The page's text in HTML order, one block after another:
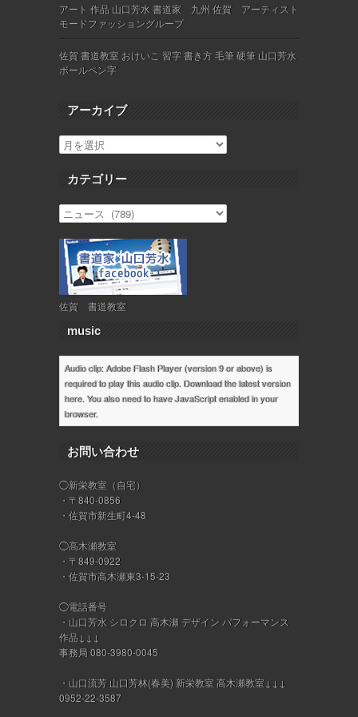
アート 作品 山口芳水 書道家 九州 佐賀 アーティスト
モードファッショングループ
佐賀 書道教室 おけいこ 習字 書き方 毛筆 硬筆 山口芳水
ボールペン字
アーカイブ
カテゴリー
佐賀 書道教室
music
Audio clip: Adobe Flash Player (version 9 or above) is
required to play this audio clip. Download the latest version
here. You also need to have JavaScript enabled in your
browser.
お問い合わせ
◯新栄教室（自宅）
・〒840-0856
・佐賀市新生町4-48
◯高木瀬教室
・〒849-0922
・佐賀市高木瀬東3-15-23
◯電話番号
・山口芳水 シロクロ 高木瀬 デザイン パフォーマンス
作品↓↓↓
事務局 080-3980-0045
・山口流芳 山口芳林(春美) 新栄教室 高木瀬教室↓↓↓
0952-22-3587